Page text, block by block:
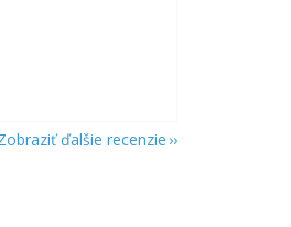
5 hviezdičiek.
ďalšie recenzie